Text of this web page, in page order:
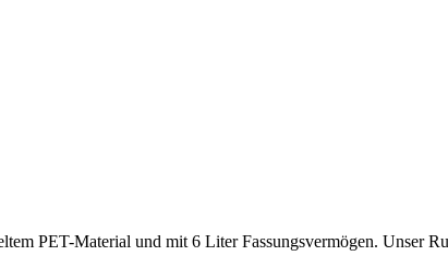
PET-Material und mit 6 Liter Fassungsvermögen. Unser